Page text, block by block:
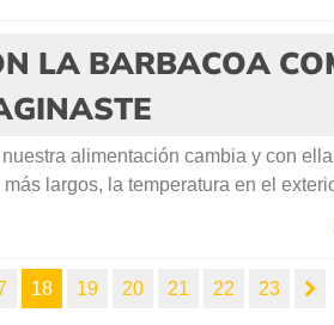
LA BARBACOA
alimentación cambia y con
largos, la temperatura en el
18 19 20 21 22 23